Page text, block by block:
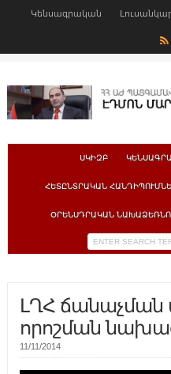
Կենսագրական
ՍԿԻԶԲ
ՀԵՏԸՆՏՐԱԿԱՆ
ՕՐԵՆՍԴՐԱԿԱՆ
ԼՂՀ ճանաչման
որոշման
11/11/2014